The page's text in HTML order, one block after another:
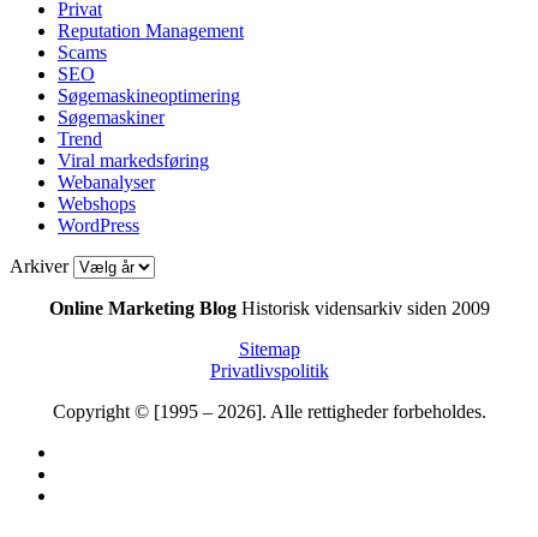
Privat
Reputation Management
Scams
SEO
Søgemaskineoptimering
Søgemaskiner
Trend
Viral markedsføring
Webanalyser
Webshops
WordPress
Arkiver
Online Marketing BlogHistorisk vidensarkiv siden 2009
Sitemap
Privatlivspolitik
Copyright © [1995 – 2026]. Alle rettigheder forbeholdes.